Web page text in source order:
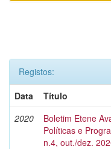
Registos:
Data
Título
2020
Boletim Etene
Políticas e
n.4, out./dez.